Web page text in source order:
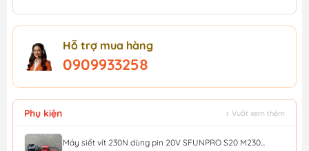
Hỗ trợ mua hàng
0909933258
Phụ kiện ↕ Vuốt xem thêm
Máy siết vít 230N dùng pin 20V SFUNPRO S20 M230...